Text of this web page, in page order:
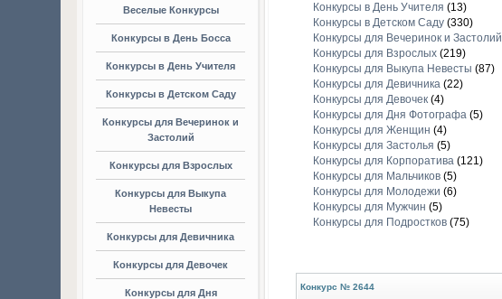
Веселые Конкурсы
Конкурсы в День Босса
Конкурсы в День Учителя
Конкурсы в Детском Саду
Конкурсы для Вечеринок и
Застолий
Конкурсы для Взрослых
Конкурсы для Выкупа
Невесты
Конкурсы для Девичника
Конкурсы для Девочек
Конкурсы для Дня
Конкурсы в День Учителя (13)
Конкурсы в Детском Саду(330)
Конкурсы для Вечеринок и Застолий
Конкурсы для Взрослых(219)
Конкурсы для Выкупа Невесты (87)
Конкурсы для Девичника(22)
Конкурсы для Девочек(4)
Конкурсы для Дня Фотографа(5)
Конкурсы для Женщин (4)
Конкурсы для Застолья (5)
Конкурсы для Корпоратива(121)
Конкурсы для Мальчиков(5)
Конкурсы для Молодежи (6)
Конкурсы для Мужчин (5)
Конкурсы для Подростков(75)
Конкурс № 2644